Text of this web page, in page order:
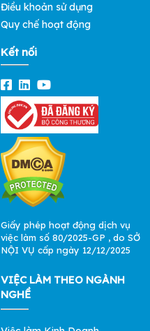
Điều khoản sử dụng
Quy chế hoạt động
Kết nối
Giấy phép hoạt động dịch vụ
việc làm số 80/2025-GP , do SỞ
NỘI VỤ cấp ngày 12/12/2025
VIỆC LÀM THEO NGÀNH
NGHỀ